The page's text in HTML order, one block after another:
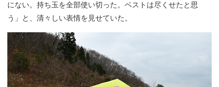
にない。持ち玉を全部使い切った。ベストは尽くせたと思
う」と、清々しい表情を見せていた。